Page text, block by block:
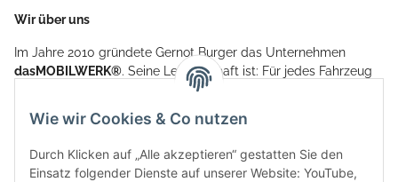
Wir über uns
Im Jahre 2010 gründete Gernot Burger das Unternehmen
dasMOBILWERK®. Seine Leidenschaft ist: Für jedes Fahrzeug
ein Car Cover anzubieten - passgenau und individuell.
Aufgrund der vielen positiven Kundenrückmeldungen kamen
weitere Produkte, wie Reifenschuhe, Hardtopständer hinzu.
Seine Reifenschoner werden in Deutschland produziert und
sind mit hochwertigen Techniken und Materialien gefertigt.
Wie wir Cookies & Co nutzen
Durch Klicken auf „Alle akzeptieren“ gestatten Sie den
Einsatz folgender Dienste auf unserer Website: YouTube,